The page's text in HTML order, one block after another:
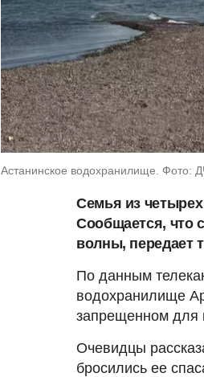
Астанинское водохранилище. Фото:
Семья из
Сообщается, что
волны, передает
По данным
водохранилище
запрещенном для
Очевидцы
бросились ее